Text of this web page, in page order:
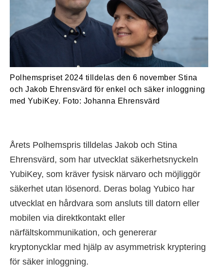
Polhemspriset 2024 tilldelas den 6 november Stina
och Jakob Ehrensvärd för enkel och säker inloggning
med YubiKey. Foto: Johanna Ehrensvärd
Årets Polhemspris tilldelas Jakob och Stina
Ehrensvärd, som har utvecklat säkerhetsnyckeln
YubiKey, som kräver fysisk närvaro och möjliggör
säkerhet utan lösenord. Deras bolag Yubico har
utvecklat en hårdvara som ansluts till datorn eller
mobilen via direktkontakt eller
närfältskommunikation, och genererar
kryptonycklar med hjälp av asymmetrisk kryptering
för säker inloggning.